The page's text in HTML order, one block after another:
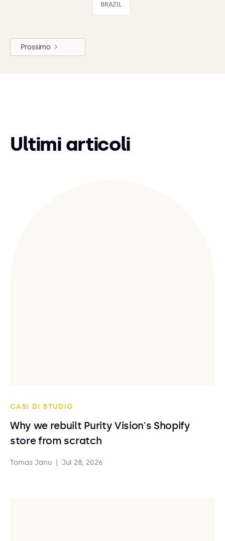
BRAZIL
Prossimo
Ultimi articoli
CASI DI STUDIO
Why we rebuilt Purity Vision's Shopify
store from scratch
Tomas Janu Jul 28, 2026